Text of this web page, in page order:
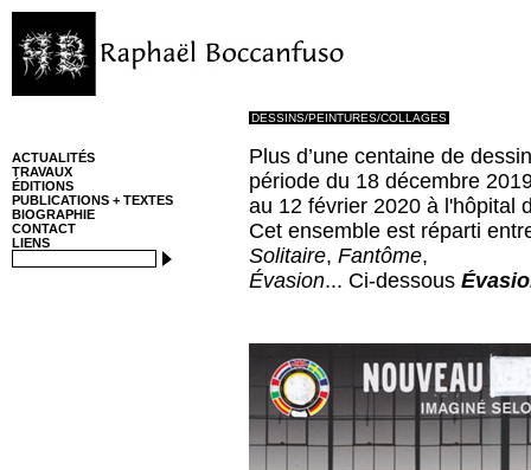
ACTUALITÉS
TRAVAUX
ÉDITIONS
PUBLICATIONS + TEXTES
BIOGRAPHIE
CONTACT
LIENS
DESSINS/PEINTURES/COLLAGES
Plus d’une centaine de
période du 18 décembre
au 12 février 2020 à l'hôpital
Cet ensemble est réparti
Solitaire, Fantôme,
Évasion... Ci-dessous